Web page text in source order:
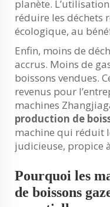
planète.
réduire les déchets
écologique, au
Enfin, moins de
accrus. Moins de
boissons vendues.
revenus pour
machines
production de
machine qui réduit
judicieuse, propice
Pourquoi les
de boissons